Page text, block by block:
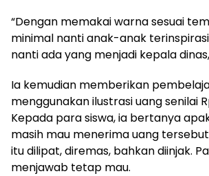
“Dengan memakai warna sesuai
minimal nanti anak-anak
nanti ada yang menjadi kepala
Ia kemudian memberikan
menggunakan ilustrasi uang senilai
Kepada para siswa, ia bertanya
masih mau menerima uang
itu dilipat, diremas, bahkan diinjak.
menjawab tetap mau.